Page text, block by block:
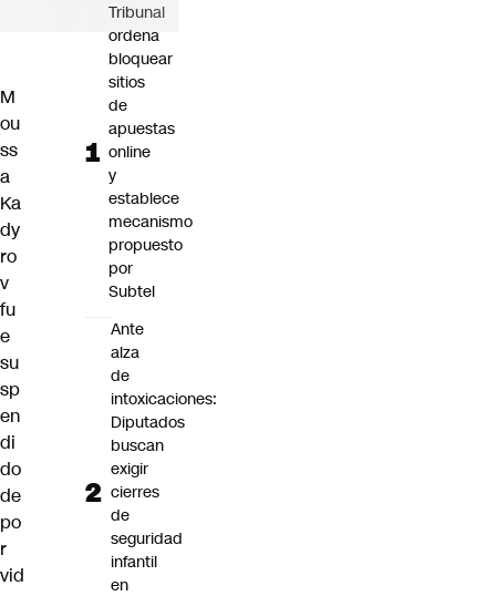
M
ou
ss
a
Ka
dy
ro
v
fu
e
su
sp
en
di
do
de
po
r
vid
Tribunal
ordena
bloquear
sitios
de
apuestas
online
y
establece
mecanismo
propuesto
por
Subtel
Ante
alza
de
intoxicaciones:
Diputados
buscan
exigir
cierres
de
seguridad
infantil
en